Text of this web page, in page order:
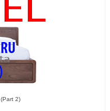
2)